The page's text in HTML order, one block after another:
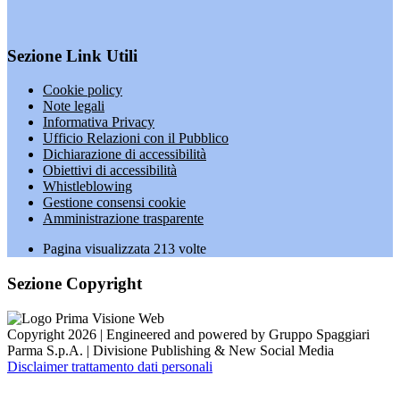
Sezione Link Utili
Cookie policy
Note legali
Informativa Privacy
Ufficio Relazioni con il Pubblico
Dichiarazione di accessibilità
Obiettivi di accessibilità
Whistleblowing
Gestione consensi cookie
Amministrazione trasparente
Pagina visualizzata 213 volte
Sezione Copyright
Copyright 2026 | Engineered and powered by Gruppo Spaggiari
Parma S.p.A. | Divisione Publishing & New Social Media
Disclaimer trattamento dati personali